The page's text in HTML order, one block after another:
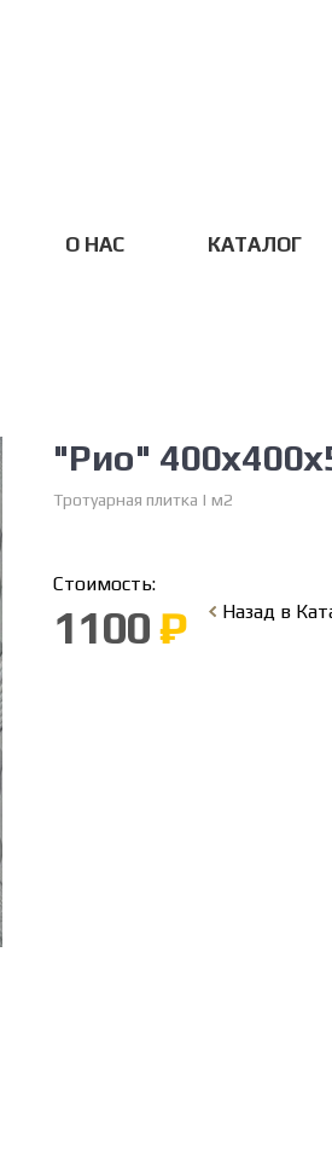
О НАС КАТАЛОГ
"Рио"
Тротуарная плитка | м2
Стоимость:
1100₽ Назад в